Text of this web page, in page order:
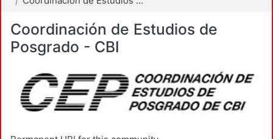
Coordinación de Estudios de
Posgrado - CBI